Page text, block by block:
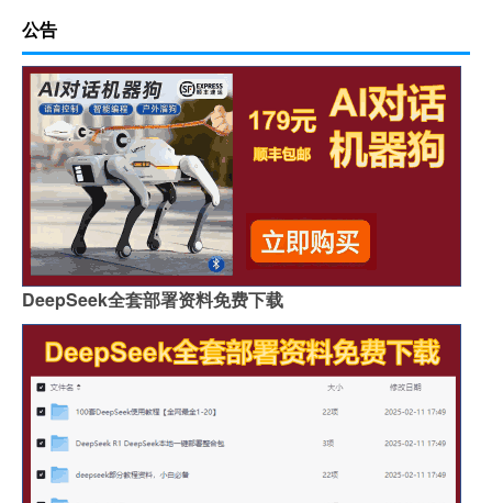
公告
DeepSeek全套部署资料免费下载